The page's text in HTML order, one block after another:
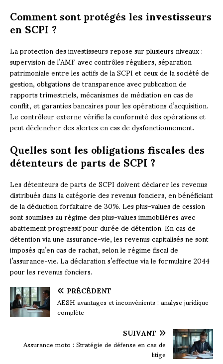
Comment sont protégés les investisseurs
en SCPI ?
La protection des investisseurs repose sur plusieurs niveaux :
supervision de l’AMF avec contrôles réguliers, séparation
patrimoniale entre les actifs de la SCPI et ceux de la société de
gestion, obligations de transparence avec publication de
rapports trimestriels, mécanismes de médiation en cas de
conflit, et garanties bancaires pour les opérations d’acquisition.
Le contrôleur externe vérifie la conformité des opérations et
peut déclencher des alertes en cas de dysfonctionnement.
Quelles sont les obligations fiscales des
détenteurs de parts de SCPI ?
Les détenteurs de parts de SCPI doivent déclarer les revenus
distribués dans la catégorie des revenus fonciers, en bénéficiant
de la déduction forfaitaire de 30%. Les plus-values de cession
sont soumises au régime des plus-values immobilières avec
abattement progressif pour durée de détention. En cas de
détention via une assurance-vie, les revenus capitalisés ne sont
imposés qu’en cas de rachat, selon le régime fiscal de
l’assurance-vie. La déclaration s’effectue via le formulaire 2044
pour les revenus fonciers.
PRÉCÉDENT
AESH avantages et inconvénients : analyse juridique
complète
SUIVANT
Assurance moto : Stratégie de défense en cas de
litige